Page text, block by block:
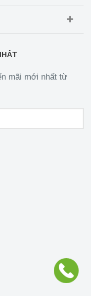
mãi mới nhất từ